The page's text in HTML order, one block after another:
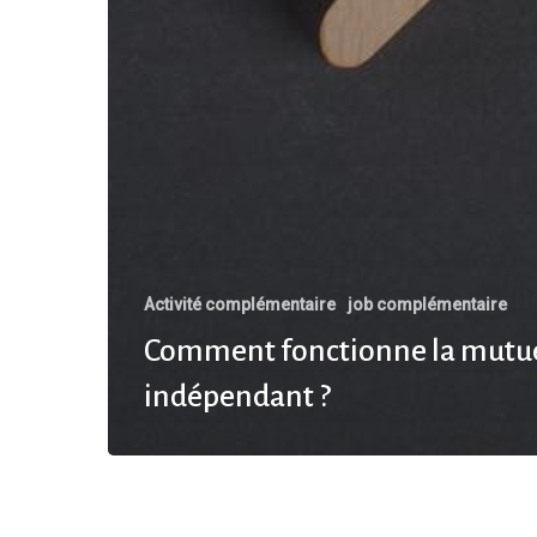
Activité complémentaire job complémentaire
Comment fonctionne la
indépendant ?